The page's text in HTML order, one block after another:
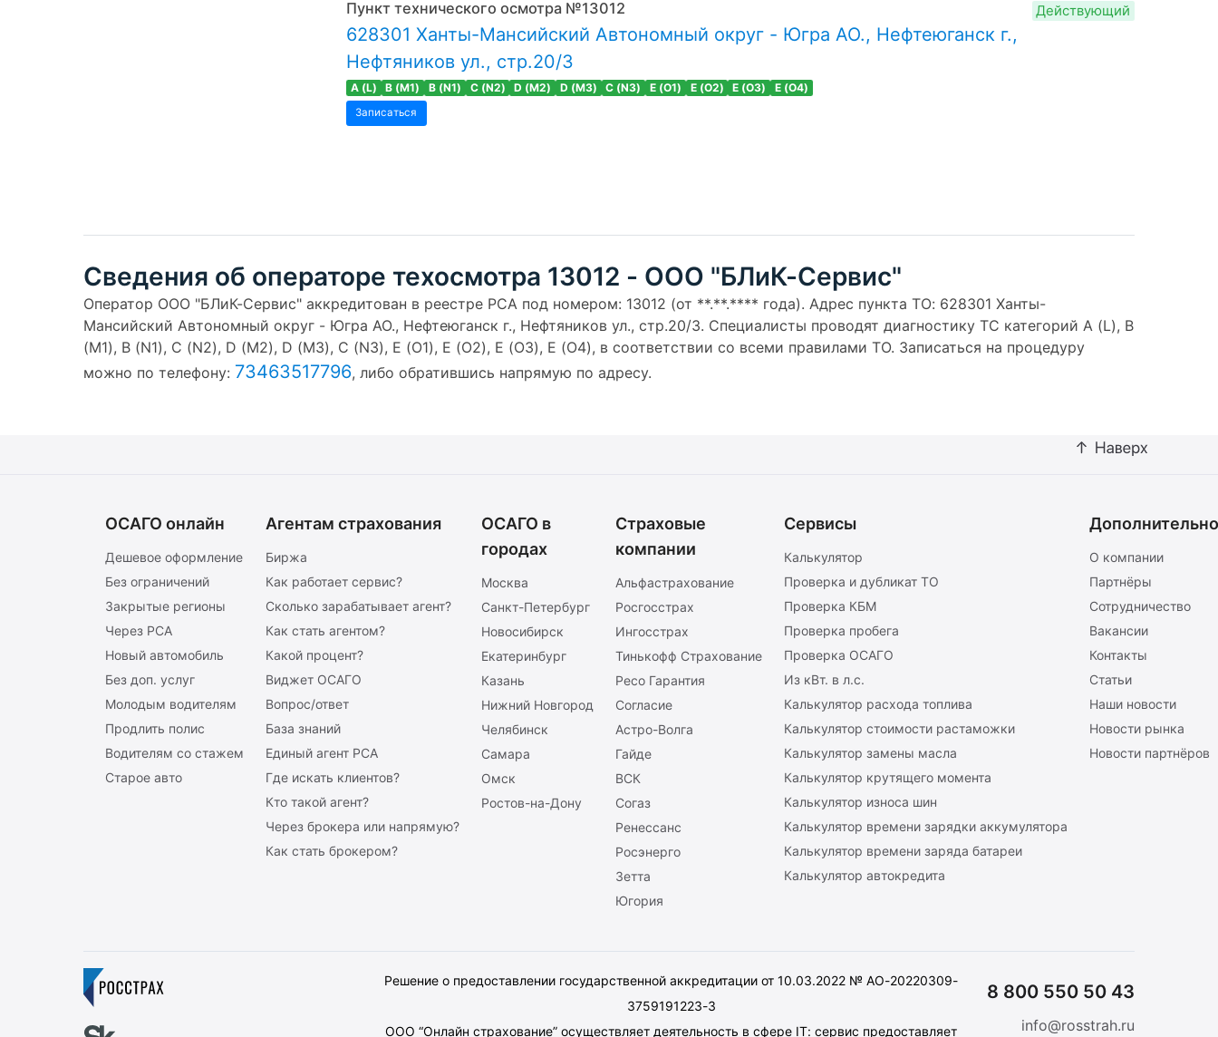
Пункт технического осмотра №13012
628301 Ханты-Мансийский Автономный округ - Югра АО., Нефтеюганск г.,
Нефтяников ул., стр.20/3
A (L) B (M1) B (N1) C (N2) D (M2) D (M3) C (N3) E (O1) E (O2) E (O3) E (O4)
Записаться
Действующий
Сведения об операторе техосмотра 13012 - ООО "БЛиК-Сервис"
Оператор ООО "БЛиК-Сервис" аккредитован в реестре РСА под номером: 13012 (от **.**.**** года). Адрес пункта ТО: 628301 Ханты-
Мансийский Автономный округ - Югра АО., Нефтеюганск г., Нефтяников ул., стр.20/3. Специалисты проводят диагностику ТС категорий A (L), B
(M1), B (N1), C (N2), D (M2), D (M3), C (N3), E (O1), E (O2), E (O3), E (O4), в соответствии со всеми правилами ТО. Записаться на процедуру
можно по телефону: 73463517796, либо обратившись напрямую по адресу.
ОСАГО онлайн
Дешевое оформление
Без ограничений
Закрытые регионы
Через РСА
Новый автомобиль
Без доп. услуг
Молодым водителям
Продлить полис
Водителям со стажем
Старое авто
Агентам страхования
Биржа
Как работает сервис?
Сколько зарабатывает агент?
Как стать агентом?
Какой процент?
Виджет ОСАГО
Вопрос/ответ
База знаний
Единый агент РСА
Где искать клиентов?
Кто такой агент?
Через брокера или напрямую?
Как стать брокером?
ОСАГО в
городах
Москва
Санкт-Петербург
Новосибирск
Екатеринбург
Казань
Нижний Новгород
Челябинск
Самара
Омск
Ростов-на-Дону
Страховые
компании
Альфастрахование
Росгосстрах
Ингосстрах
Тинькофф Страхование
Ресо Гарантия
Согласие
Астро-Волга
Гайде
ВСК
Согаз
Ренессанс
Росэнерго
Зетта
Югория
Сервисы
Калькулятор
Проверка и дубликат ТО
Проверка КБМ
Проверка пробега
Проверка ОСАГО
Из кВт. в л.с.
Калькулятор расхода топлива
Калькулятор стоимости растаможки
Калькулятор замены масла
Калькулятор крутящего момента
Калькулятор износа шин
Калькулятор времени зарядки аккумулятора
Калькулятор времени заряда батареи
Калькулятор автокредита
Дополнительно
О компании
Партнёры
Сотрудничество
Вакансии
Контакты
Статьи
Наши новости
Новости рынка
Новости партнёров
Решение о предоставлении государственной аккредитации от 10.03.2022 № АО-20220309-
3759191223-3
ООО “Онлайн страхование” осуществляет деятельность в сфере IT: сервис предоставляет
8 800 550 50 43
info@rosstrah.ru